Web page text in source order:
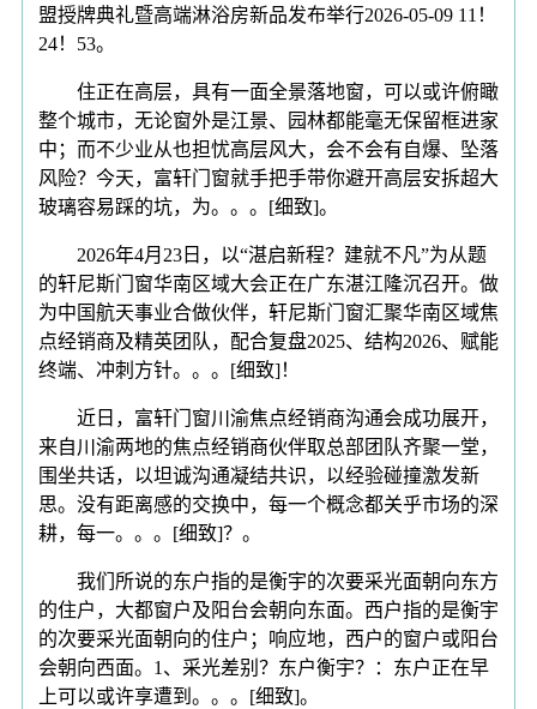
盟授牌典礼暨高端淋浴房新品发布举行2026-05-09 11！
24！53。
住正在高层，具有一面全景落地窗，可以或许俯瞰
整个城市，无论窗外是江景、园林都能毫无保留框进家
中；而不少业从也担忧高层风大，会不会有自爆、坠落
风险？今天，富轩门窗就手把手带你避开高层安拆超大
玻璃容易踩的坑，为。。。[细致]。
2026年4月23日，以“湛启新程？建就不凡”为从题
的轩尼斯门窗华南区域大会正在广东湛江隆沉召开。做
为中国航天事业合做伙伴，轩尼斯门窗汇聚华南区域焦
点经销商及精英团队，配合复盘2025、结构2026、赋能
终端、冲刺方针。。。[细致]！
近日，富轩门窗川渝焦点经销商沟通会成功展开，
来自川渝两地的焦点经销商伙伴取总部团队齐聚一堂，
围坐共话，以坦诚沟通凝结共识，以经验碰撞激发新
思。没有距离感的交换中，每一个概念都关乎市场的深
耕，每一。。。[细致]？。
我们所说的东户指的是衡宇的次要采光面朝向东方
的住户，大都窗户及阳台会朝向东面。西户指的是衡宇
的次要采光面朝向的住户；响应地，西户的窗户或阳台
会朝向西面。1、采光差别？东户衡宇？：东户正在早
上可以或许享遭到。。。[细致]。